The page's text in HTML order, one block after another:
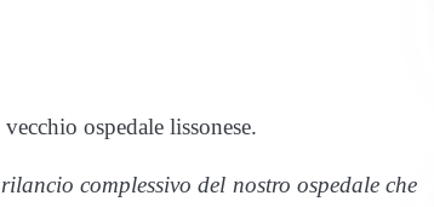
ospedale lissonese.
complessivo del nostro ospedale che